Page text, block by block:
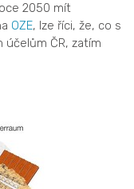
2050 mít
OZE, lze říci, že, co s
účelům ČR, zatím